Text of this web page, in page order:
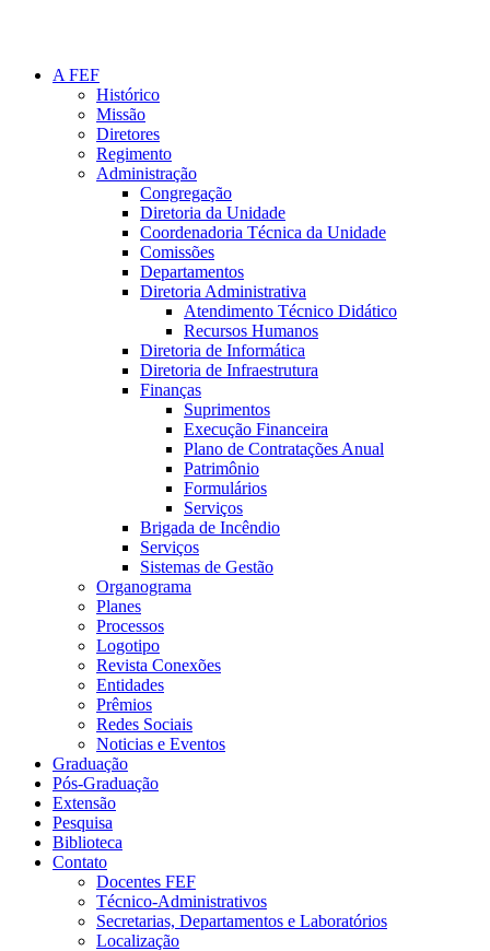
A FEF
Histórico
Missão
Diretores
Regimento
Administração
Congregação
Diretoria da Unidade
Coordenadoria Técnica da Unidade
Comissões
Departamentos
Diretoria Administrativa
Atendimento Técnico Didático
Recursos Humanos
Diretoria de Informática
Diretoria de Infraestrutura
Finanças
Suprimentos
Execução Financeira
Plano de Contratações Anual
Patrimônio
Formulários
Serviços
Brigada de Incêndio
Serviços
Sistemas de Gestão
Organograma
Planes
Processos
Logotipo
Revista Conexões
Entidades
Prêmios
Redes Sociais
Noticias e Eventos
Graduação
Pós-Graduação
Extensão
Pesquisa
Biblioteca
Contato
Docentes FEF
Técnico-Administrativos
Secretarias, Departamentos e Laboratórios
Localização